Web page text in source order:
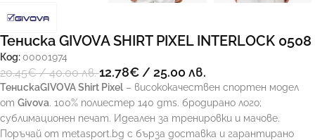
Тениска GIVOVA SHIRT PIXEL INTERLOCK 0508
Код: 00001974
20.45€/ 40.00 лв.12.78€ / 25.00 лв.
ТенискаGIVOVA Shirt Pixel – висококачествен спортен модел
от Givova. 100% полиестер 140 gms. бродирано лого;
сублимационен печат. Идеален за тренировки и мачове.
Поръчай от metasport.bg с бърза доставка и гарантирано